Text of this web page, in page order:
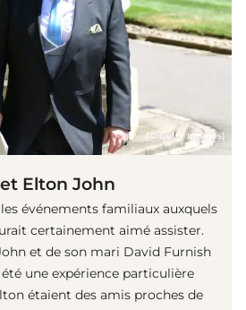
(© Getty Images)
Elton John
événements familiaux auxquels
certainement aimé assister.
et de son mari David Furnish
une expérience particulière
étaient des amis proches de